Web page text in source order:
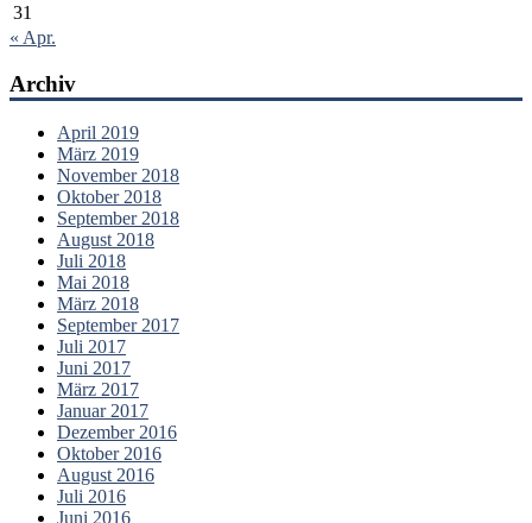
31
« Apr.
Archiv
April 2019
März 2019
November 2018
Oktober 2018
September 2018
August 2018
Juli 2018
Mai 2018
März 2018
September 2017
Juli 2017
Juni 2017
März 2017
Januar 2017
Dezember 2016
Oktober 2016
August 2016
Juli 2016
Juni 2016